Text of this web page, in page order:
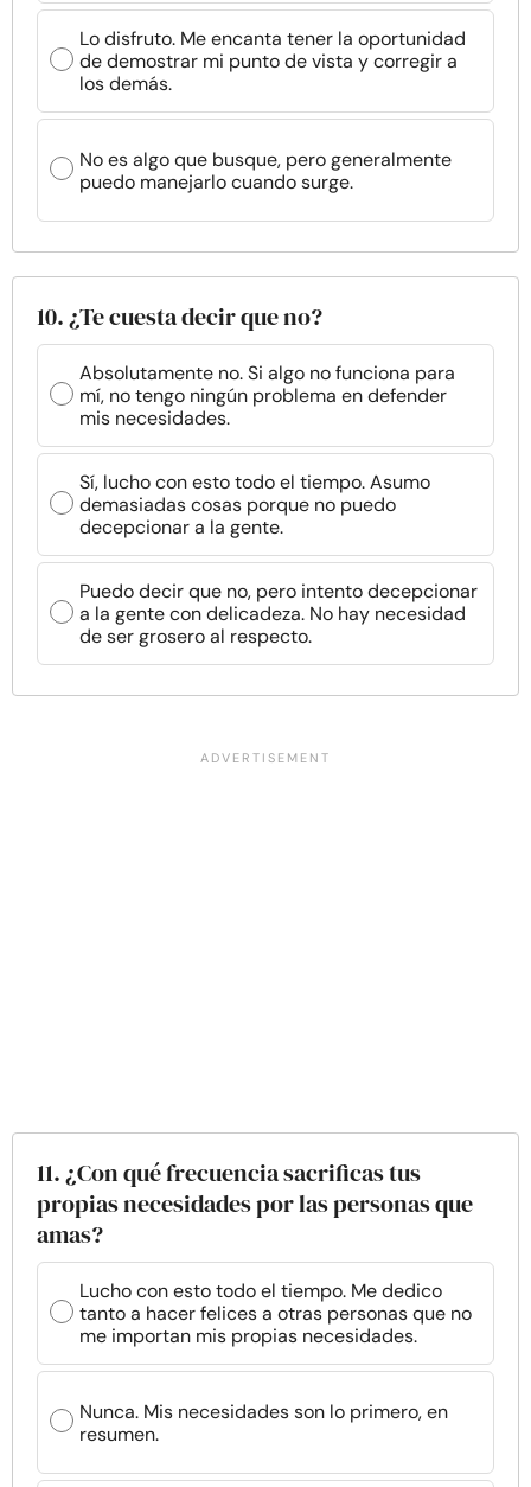
Lo disfruto. Me encanta tener la oportunidad
de demostrar mi punto de vista y corregir a
los demás.
No es algo que busque, pero generalmente
puedo manejarlo cuando surge.
10. ¿Te cuesta decir que no?
Absolutamente no. Si algo no funciona para
mí, no tengo ningún problema en defender
mis necesidades.
Sí, lucho con esto todo el tiempo. Asumo
demasiadas cosas porque no puedo
decepcionar a la gente.
Puedo decir que no, pero intento decepcionar
a la gente con delicadeza. No hay necesidad
de ser grosero al respecto.
11. ¿Con qué frecuencia sacrificas tus
propias necesidades por las personas que
amas?
Lucho con esto todo el tiempo. Me dedico
tanto a hacer felices a otras personas que no
me importan mis propias necesidades.
Nunca. Mis necesidades son lo primero, en
resumen.